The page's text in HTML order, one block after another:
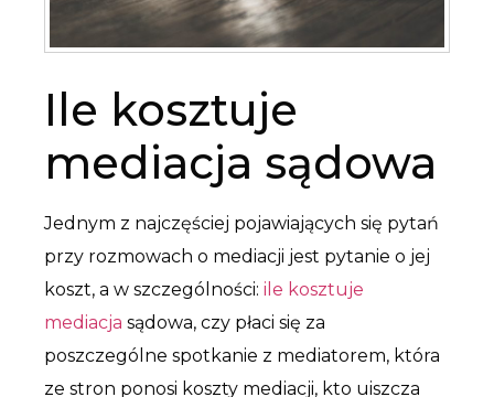
Ile kosztuje
mediacja sądowa
Jednym z najczęściej pojawiających się pytań
przy rozmowach o mediacji jest pytanie o jej
koszt, a w szczególności: ile kosztuje
mediacja sądowa, czy płaci się za
poszczególne spotkanie z mediatorem, która
ze stron ponosi koszty mediacji, kto uiszcza